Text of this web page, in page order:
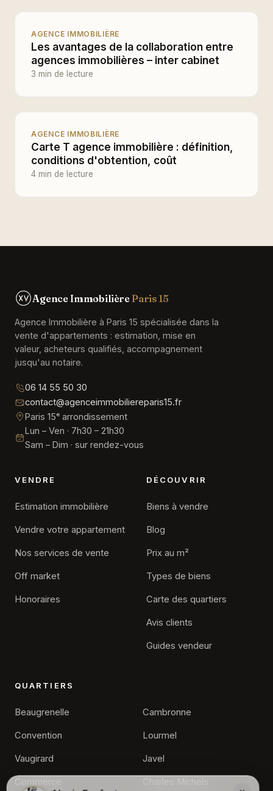
AGENCE IMMOBILIÈRE
Les avantages de la collaboration entre
agences immobilières – inter cabinet
3 min de lecture
AGENCE IMMOBILIÈRE
Carte T agence immobilière : définition,
conditions d'obtention, coût
4 min de lecture
Agence Immobilière Paris 15
Agence Immobilière à Paris 15 spécialisée dans la
vente d'appartements : estimation, mise en
valeur, acheteurs qualifiés, accompagnement
jusqu'au notaire.
06 14 55 50 30
contact@agenceimmobiliereparis15.fr
Paris 15ᵉ arrondissement
Lun – Ven · 7h30 – 21h30
Sam – Dim · sur rendez-vous
VENDRE
Estimation immobilière
Vendre votre appartement
Nos services de vente
Off market
Honoraires
DÉCOUVRIR
Biens à vendre
Blog
Prix au m²
Types de biens
Carte des quartiers
Avis clients
Guides vendeur
QUARTIERS
Beaugrenelle
Convention
Vaugirard
Commerce
Cambronne
Lourmel
Javel
Charles Michels